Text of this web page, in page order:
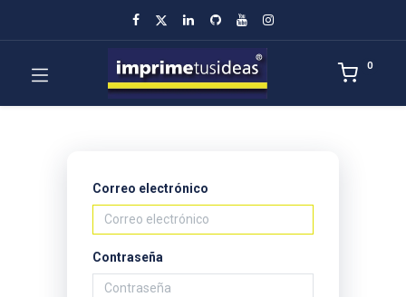
0
Correo electrónico
Contraseña